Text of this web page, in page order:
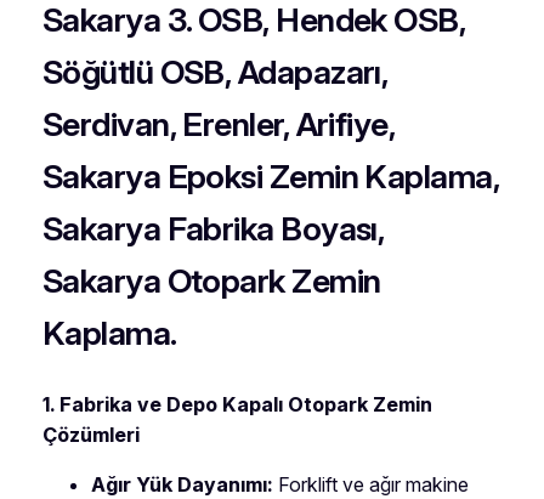
Sakarya 3. OSB, Hendek OSB,
Söğütlü OSB, Adapazarı,
Serdivan, Erenler, Arifiye,
Sakarya Epoksi Zemin Kaplama,
Sakarya Fabrika Boyası,
Sakarya Otopark Zemin
Kaplama.
1. Fabrika ve Depo Kapalı Otopark Zemin
Çözümleri
Ağır Yük Dayanımı: Forklift ve ağır makine